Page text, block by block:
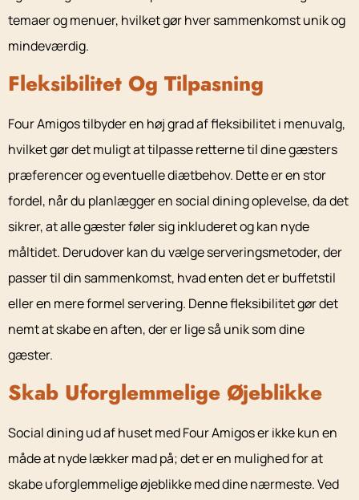
temaer og menuer, hvilket gør hver sammenkomst unik og
mindeværdig.
Fleksibilitet Og Tilpasning
Four Amigos tilbyder en høj grad af fleksibilitet i menuvalg,
hvilket gør det muligt at tilpasse retterne til dine gæsters
præferencer og eventuelle diætbehov. Dette er en stor
fordel, når du planlægger en social dining oplevelse, da det
sikrer, at alle gæster føler sig inkluderet og kan nyde
måltidet. Derudover kan du vælge serveringsmetoder, der
passer til din sammenkomst, hvad enten det er buffetstil
eller en mere formel servering. Denne fleksibilitet gør det
nemt at skabe en aften, der er lige så unik som dine
gæster.
Skab Uforglemmelige Øjeblikke
Social dining ud af huset med Four Amigos er ikke kun en
måde at nyde lækker mad på; det er en mulighed for at
skabe uforglemmelige øjeblikke med dine nærmeste. Ved